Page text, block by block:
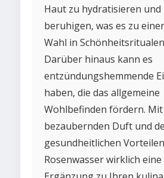
Haut zu hydratisieren und
beruhigen, was es zu
Wahl in
Darüber hinaus kann es
entzündungshemmende
haben, die das allgemeine
Wohlbefinden fördern. Mit
bezaubernden Duft und
gesundheitlichen
Rosenwasser wirklich